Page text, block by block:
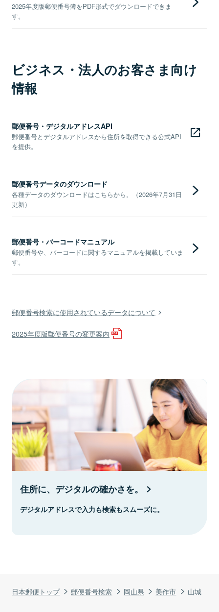
日本郵便トップ 郵便番号検索 岡山県 美作市 山城
2025年度版郵便番号簿をPDF形式でダウンロードできま
す。
ビジネス・法人のお客さま向け
情報
郵便番号・デジタルアドレスAPI
郵便番号とデジタルアドレスから住所を取得できる公式API
を提供。
郵便番号データのダウンロード
各種データのダウンロードはこちらから。（2026年7月31日
更新）
郵便番号・バーコードマニュアル
郵便番号や、バーコードに関するマニュアルを掲載していま
す。
郵便番号検索に使用されているデータについて
2025年度版郵便番号の変更案内
住所に、デジタルの確かさを。
デジタルアドレスで入力も検索もスムーズに。